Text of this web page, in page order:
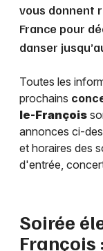
vous donnent
France pour
danser
Toutes les
prochains
le-François
annonces ci-
et horaires des
d'entrée,
Soirée
François